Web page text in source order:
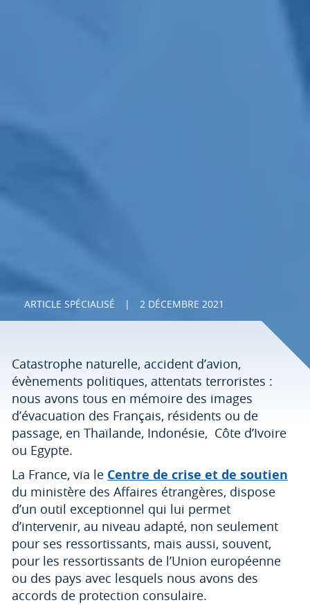
ARTICLE SPÉCIALISÉ | 2 DÉCEMBRE 2021
Catastrophe naturelle, accident d’avion,
évènements politiques, attentats terroristes :
nous avons tous en mémoire des images
d’évacuation des Français, résidents ou de
passage, en Thaïlande, Indonésie, Côte d’Ivoire
ou Egypte.
La France, via le Centre de crise et de soutien
du ministère des Affaires étrangères, dispose
d’un outil exceptionnel qui lui permet
d’intervenir, au niveau adapté, non seulement
pour ses ressortissants, mais aussi, souvent,
pour les ressortissants de l’Union européenne
ou des pays avec lesquels nous avons des
accords de protection consulaire.